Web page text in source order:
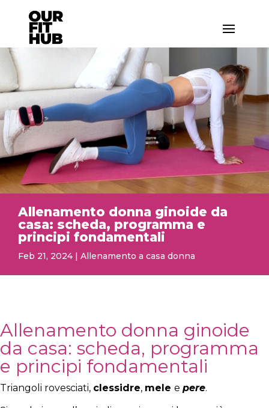
Allenamento donna ginoide da
casa: scheda, programma e
principi fondamentali
Feb 21, 2024 | Allenamento a casa donna
Allenamento donna ginoide
da casa: scheda, programma
e principi fondamentali
Triangoli rovesciati, clessidre, mele e pere.